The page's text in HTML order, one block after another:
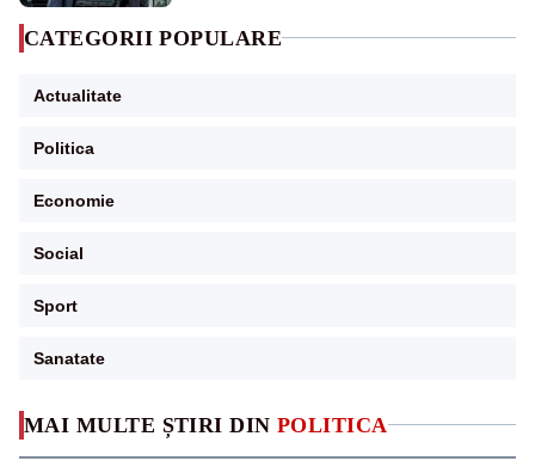
MAI MULTE ȘTIRI DIN POLITICA
CATEGORII POPULARE
Actualitate
Politica
Economie
Social
Sport
Sanatate